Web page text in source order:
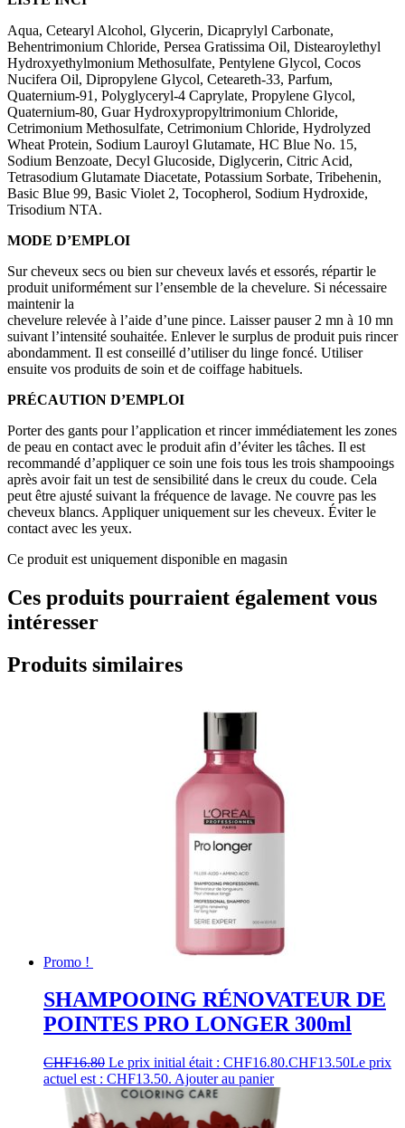
Aqua, Cetearyl Alcohol, Glycerin, Dicaprylyl Carbonate,
Behentrimonium Chloride, Persea Gratissima Oil, Distearoylethyl
Hydroxyethylmonium Methosulfate, Pentylene Glycol, Cocos
Nucifera Oil, Dipropylene Glycol, Ceteareth-33, Parfum,
Quaternium-91, Polyglyceryl-4 Caprylate, Propylene Glycol,
Quaternium-80, Guar Hydroxypropyltrimonium Chloride,
Cetrimonium Methosulfate, Cetrimonium Chloride, Hydrolyzed
Wheat Protein, Sodium Lauroyl Glutamate, HC Blue No. 15,
Sodium Benzoate, Decyl Glucoside, Diglycerin, Citric Acid,
Tetrasodium Glutamate Diacetate, Potassium Sorbate, Tribehenin,
Basic Blue 99, Basic Violet 2, Tocopherol, Sodium Hydroxide,
Trisodium NTA.
MODE D’EMPLOI
Sur cheveux secs ou bien sur cheveux lavés et essorés, répartir le
produit uniformément sur l’ensemble de la chevelure. Si nécessaire
maintenir la
chevelure relevée à l’aide d’une pince. Laisser pauser 2 mn à 10 mn
suivant l’intensité souhaitée. Enlever le surplus de produit puis rincer
abondamment. Il est conseillé d’utiliser du linge foncé. Utiliser
ensuite vos produits de soin et de coiffage habituels.
PRÉCAUTION D’EMPLOI
Porter des gants pour l’application et rincer immédiatement les zones
de peau en contact avec le produit afin d’éviter les tâches. Il est
recommandé d’appliquer ce soin une fois tous les trois shampooings
après avoir fait un test de sensibilité dans le creux du coude. Cela
peut être ajusté suivant la fréquence de lavage. Ne couvre pas les
cheveux blancs. Appliquer uniquement sur les cheveux. Éviter le
contact avec les yeux.
Ce produit est uniquement disponible en magasin
Ces produits pourraient également vous
intéresser
Produits similaires
Promo !
SHAMPOOING RÉNOVATEUR DE
POINTES PRO LONGER 300ml
CHF16.80 Le prix initial était : CHF16.80.CHF13.50Le prix
actuel est : CHF13.50. Ajouter au panier